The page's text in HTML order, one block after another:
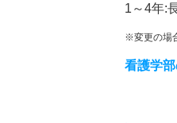
1～4年:
※変更の場
看護学